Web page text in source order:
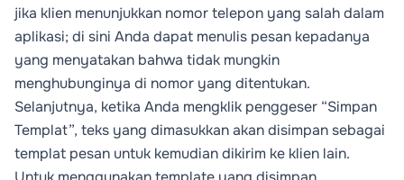
jika klien menunjukkan nomor telepon yang salah dalam
aplikasi; di sini Anda dapat menulis pesan kepadanya
yang menyatakan bahwa tidak mungkin
menghubunginya di nomor yang ditentukan.
Selanjutnya, ketika Anda mengklik penggeser “Simpan
Templat”, teks yang dimasukkan akan disimpan sebagai
templat pesan untuk kemudian dikirim ke klien lain.